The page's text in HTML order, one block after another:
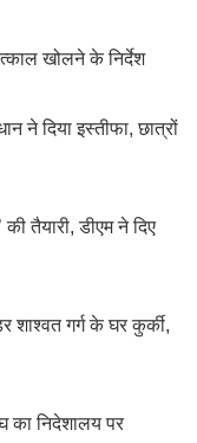
खोलने के निर्देश
ने दिया इस्तीफा, छात्रों
तैयारी, डीएम ने दिए
शाश्वत गर्ग के घर कुर्की,
का निदेशालय पर